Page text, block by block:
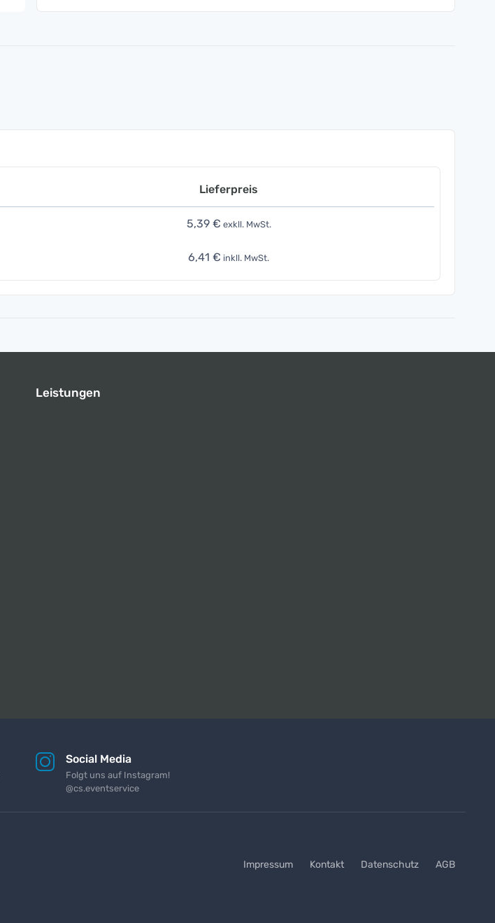
Lieferpreis
5,39 € exkll. MwSt.
6,41 € inkll. MwSt.
Leistungen
Social Media
Folgt uns auf Instagram!
@cs.eventservice
Impressum Kontakt Datenschutz AGB